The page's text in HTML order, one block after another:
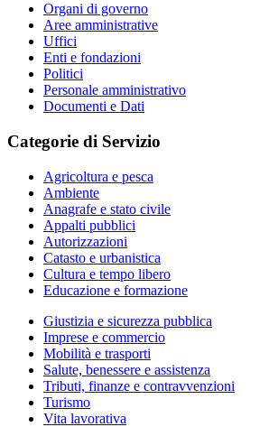
Organi di governo
Aree amministrative
Uffici
Enti e fondazioni
Politici
Personale amministrativo
Documenti e Dati
Categorie di Servizio
Agricoltura e pesca
Ambiente
Anagrafe e stato civile
Appalti pubblici
Autorizzazioni
Catasto e urbanistica
Cultura e tempo libero
Educazione e formazione
Giustizia e sicurezza pubblica
Imprese e commercio
Mobilità e trasporti
Salute, benessere e assistenza
Tributi, finanze e contravvenzioni
Turismo
Vita lavorativa